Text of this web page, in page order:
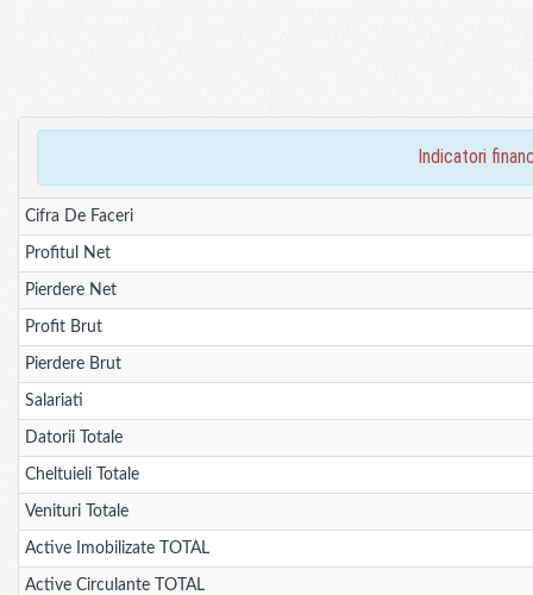
indicatori
Cifra De Faceri
Profitul Net
Pierdere Net
Profit Brut
Pierdere Brut
Salariati
Datorii Totale
Cheltuieli Totale
Venituri Totale
Active Imobilizate TOTAL
Active Circulante TOTAL